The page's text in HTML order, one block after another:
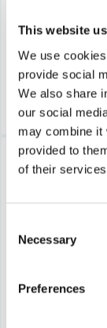
This website
We use
provide social
We also share
our social
may combine it
provided to
of their
Selection
Necessary
Preferences
27 kr
23 kr
Leveranstid ifrån
7-10 arbetsdagar
Köp
-16%